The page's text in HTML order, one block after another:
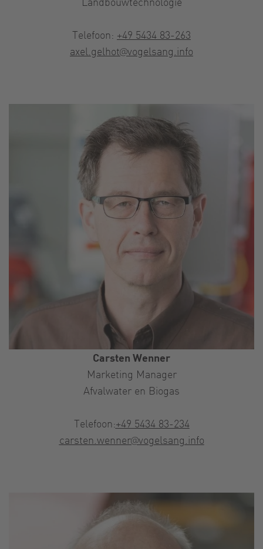
Telefoon: +49 5434 83-263
axel.gelhot@vogelsang.info
Carsten Wenner
Marketing Manager
Afvalwater en Biogas
Telefoon:+49 5434 83-234
carsten.wenner@vogelsang.info